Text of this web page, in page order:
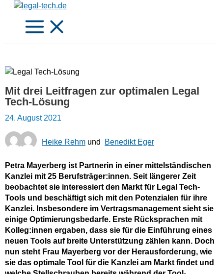
Zum
springen
Mit drei Leitfragen zur optimalen Legal
Tech-Lösung
24. August 2021
Heike Rehm und Benedikt Eger
Petra Mayerberg ist Partnerin in einer mittelständischen
Kanzlei mit 25 Berufsträger:innen. Seit längerer Zeit
beobachtet sie interessiert den Markt für Legal Tech-
Tools und beschäftigt sich mit den Potenzialen für ihre
Kanzlei. Insbesondere im Vertragsmanagement sieht sie
einige Optimierungsbedarfe. Erste Rücksprachen mit
Kolleg:innen ergaben, dass sie für die Einführung eines
neuen Tools auf breite Unterstützung zählen kann. Doch
nun steht Frau Mayerberg vor der Herausforderung, wie
sie das optimale Tool für die Kanzlei am Markt findet und